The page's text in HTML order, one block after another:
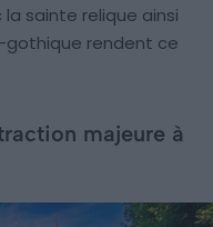
sainte relique ainsi
gothique rendent ce
majeure à